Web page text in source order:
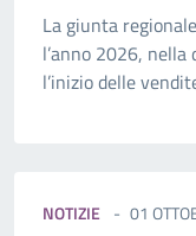
La giunta
l’anno 2026,
l’inizio delle
NOTIZIE 01